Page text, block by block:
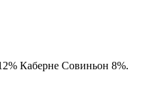
Каберне Совиньон 8%.